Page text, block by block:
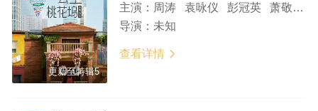
更新至特辑5
主演： 周涛 袁咏仪 彭冠英 萧敬腾 方媛 阿如那 徐志胜 李雪琴 李嘉琦 王子奇 滕哲 徐若晗 陈鑫海 庾恩利 贺峻霖
导演： 未知
查看详情 